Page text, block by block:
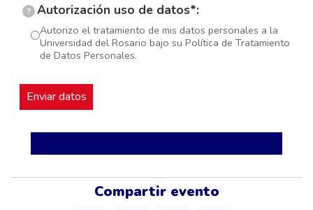
? Autorización uso de datos*:
Autorizo el tratamiento de mis datos personales a la
Universidad del Rosario bajo su Política de Tratamiento
de Datos Personales.
Compartir evento